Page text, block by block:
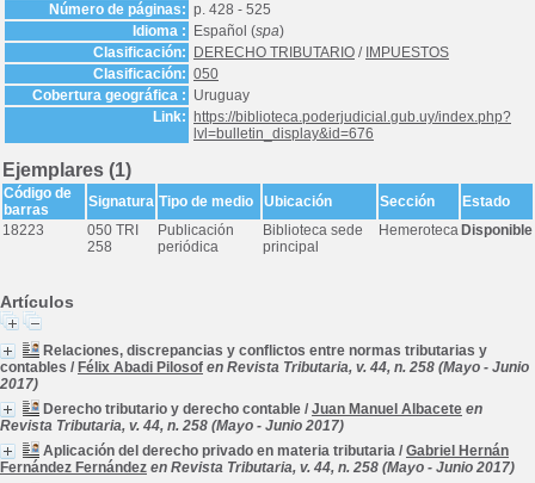
Número de páginas: p. 428 - 525
Idioma :
Español (spa)
Clasificación:
DERECHO TRIBUTARIO / IMPUESTOS
Clasificación: 050
Cobertura geográfica : Uruguay
Link:
https://biblioteca.poderjudicial.gub.uy/index.php?
lvl=bulletin_display&id=676
Ejemplares (1)
Código de
barras
Signatura Tipo de medio Ubicación Sección
Estado
18223
050 TRI
258
Publicación
periódica
Biblioteca sede
principal
Hemeroteca Disponible
Artículos
Relaciones, discrepancias y conflictos entre normas tributarias y
contables / Félix Abadi Pilosof en Revista Tributaria, v. 44, n. 258 (Mayo - Junio
2017)
Derecho tributario y derecho contable / Juan Manuel Albacete en
Revista Tributaria, v. 44, n. 258 (Mayo - Junio 2017)
Aplicación del derecho privado en materia tributaria / Gabriel Hernán
Fernández Fernández en Revista Tributaria, v. 44, n. 258 (Mayo - Junio 2017)